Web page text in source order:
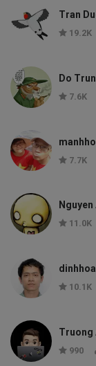
Tran
19.2K
Do
7.6K
7.7K
11.0K
10.1K
Truong
990